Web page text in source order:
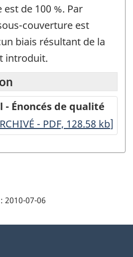
de 100 %. Par
couverture est
biais résultant de la
introduit.
- Énoncés de qualité
- PDF, 128.58 kb]
2010-07-06